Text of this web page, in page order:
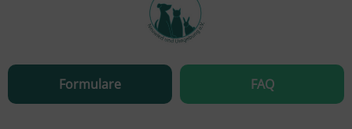
Formulare FAQ